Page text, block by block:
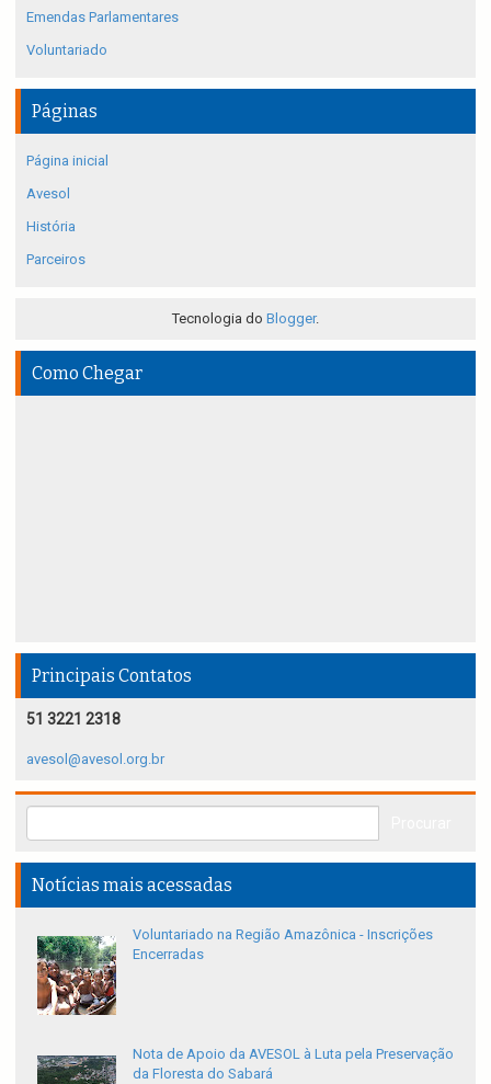
Emendas Parlamentares
Voluntariado
Páginas
Página inicial
Avesol
História
Parceiros
Tecnologia do Blogger.
Como Chegar
Principais Contatos
51 3221 2318
avesol@avesol.org.br
Notícias mais acessadas
Voluntariado na Região Amazônica - Inscrições
Encerradas
Nota de Apoio da AVESOL à Luta pela Preservação
da Floresta do Sabará